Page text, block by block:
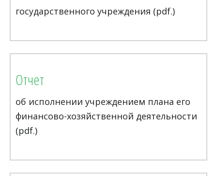
государственного учреждения (pdf.)
Отчет
об исполнении учреждением плана его
финансово-хозяйственной деятельности
(pdf.)